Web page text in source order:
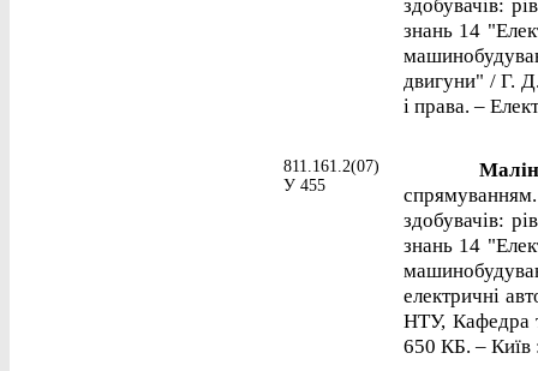
знань 14
двигуни" / Г.
і права. –
811.161.2(07)
У 455
здобувачів:
знань 14
електричні
НТУ, Кафедра
650 КБ. –